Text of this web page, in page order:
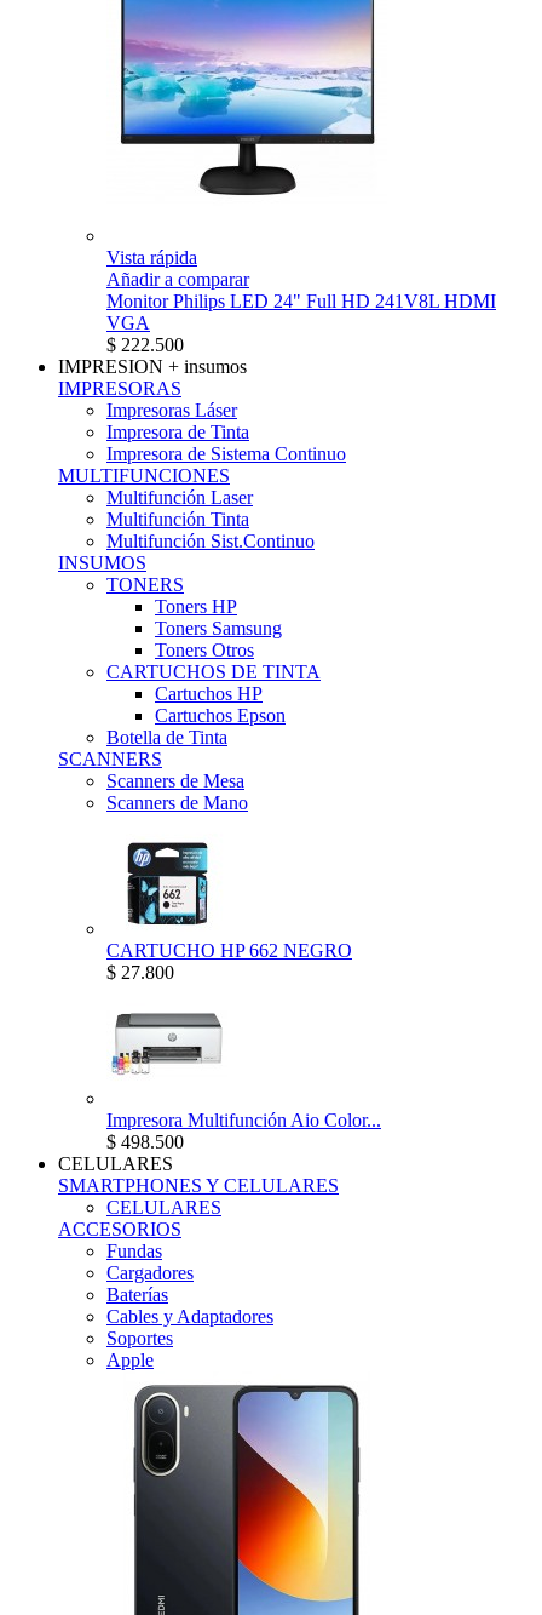
Vista rápida
Añadir a comparar
Monitor Philips LED 24" Full HD 241V8L HDMI
VGA
$ 222.500
IMPRESION + insumos
IMPRESORAS
Impresoras Láser
Impresora de Tinta
Impresora de Sistema Continuo
MULTIFUNCIONES
Multifunción Laser
Multifunción Tinta
Multifunción Sist.Continuo
INSUMOS
TONERS
Toners HP
Toners Samsung
Toners Otros
CARTUCHOS DE TINTA
Cartuchos HP
Cartuchos Epson
Botella de Tinta
SCANNERS
Scanners de Mesa
Scanners de Mano
CARTUCHO HP 662 NEGRO
$ 27.800
Impresora Multifunción Aio Color...
$ 498.500
CELULARES
SMARTPHONES Y CELULARES
CELULARES
ACCESORIOS
Fundas
Cargadores
Baterías
Cables y Adaptadores
Soportes
Apple